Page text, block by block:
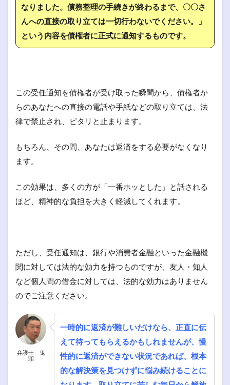
なりました。債務整理の手続きが終わるまで、〇〇さ
んへの直接の取り立ては一切行わないでください。」
という内容を債権者に正式に通知するものです。
この受任通知を債権者が受け取った瞬間から、債権者か
らのあなたへの直接の電話や手紙などの取り立ては、法
律で禁止され、ピタリと止まります。
もちろん、その間、あなたは返済をする必要がなくなり
ます。
この効果は、多くの方が「一番ホッとした」と話される
ほど、精神的な負担を大きく軽減してくれます。
ただし、受任通知は、銀行や消費者金融といった金融機
関に対しては法的な効力を持つものですが、友人・知人
など個人間の借金に対しては、法的な効力はありません
のでご注意ください。
弁護士 鬼
頭
一時的に返済が難しいだけなら、正直に伝
えて待ってもらえるかもしれませんが、慢
性的に返済ができない状況であれば、根本
的な解決策を見つけずに悩み続けることに